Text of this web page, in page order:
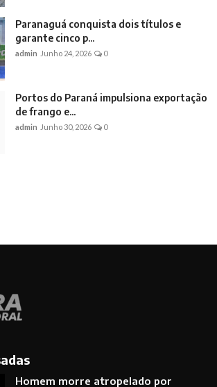
Paranaguá conquista dois títulos e
garante cinco p...
admin Junho 24, 2026 0
Portos do Paraná impulsiona exportação
de frango e...
admin Junho 30, 2026 0
Homem morre atropelado por